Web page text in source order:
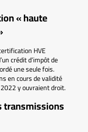
« haute
HVE
crédit d’impôt de
une seule fois.
en cours de validité
y ouvraient droit.
transmissions